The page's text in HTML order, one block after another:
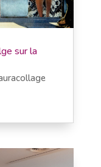
sur la